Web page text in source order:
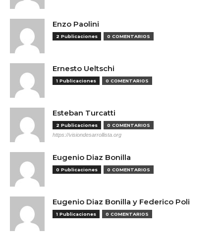
Enzo Paolini
2 Publicaciones 0 COMENTARIOS
Ernesto Ueltschi
1 Publicaciones 0 COMENTARIOS
Esteban Turcatti
2 Publicaciones 0 COMENTARIOS
https://visiondesarrollista.org
Eugenio Diaz Bonilla
0 Publicaciones 0 COMENTARIOS
Eugenio Diaz Bonilla y Federico Poli
1 Publicaciones 0 COMENTARIOS